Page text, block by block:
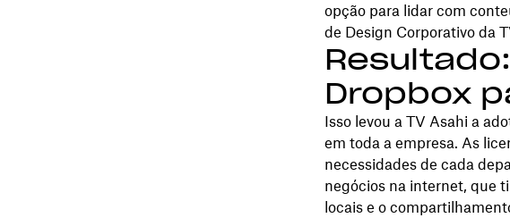
opção para lidar com
de Design Corporativo da
Dropbox
Isso levou a TV Asahi a
em toda a empresa. As
necessidades de cada
negócios na internet, que
locais e o